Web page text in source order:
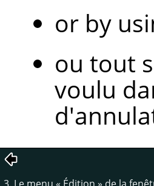
or by
ou tout
voulu